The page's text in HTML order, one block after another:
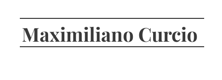
Maximiliano Curcio